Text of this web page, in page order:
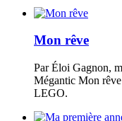
Mon rêve
Par Éloi Gagnon,
Mégantic Mon rêve
LEGO.